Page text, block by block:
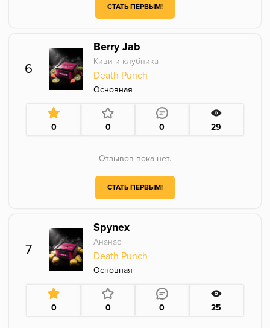
СТАТЬ ПЕРВЫМ!
6
Berry Jab
Киви и клубника
Death Punch
Основная
0 0 0 29
Отзывов пока нет.
СТАТЬ ПЕРВЫМ!
7
Spynex
Ананас
Death Punch
Основная
0 0 0 25